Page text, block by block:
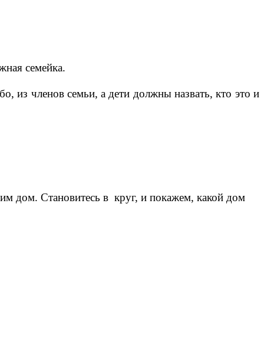
семейка.
из членов семьи, а дети должны назвать, кто это и
дом. Становитесь в круг, и покажем, какой дом